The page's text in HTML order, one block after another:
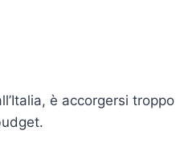
è accorgersi troppo